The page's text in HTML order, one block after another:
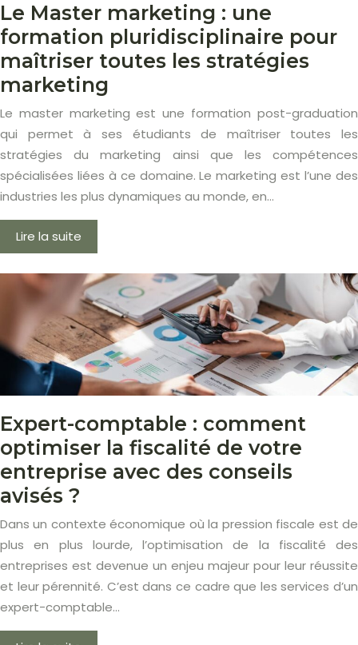
Le Master marketing : une
formation pluridisciplinaire pour
maîtriser toutes les stratégies
marketing
Le master marketing est une formation post-graduation
qui permet à ses étudiants de maîtriser toutes les
stratégies du marketing ainsi que les compétences
spécialisées liées à ce domaine. Le marketing est l’une des
industries les plus dynamiques au monde, en…
Lire la suite
Expert-comptable : comment
optimiser la fiscalité de votre
entreprise avec des conseils
avisés ?
Dans un contexte économique où la pression fiscale est de
plus en plus lourde, l’optimisation de la fiscalité des
entreprises est devenue un enjeu majeur pour leur réussite
et leur pérennité. C’est dans ce cadre que les services d’un
expert-comptable…